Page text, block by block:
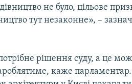
не було, цільове
тут незаконне», –
рішення суду, а це
каже парламентар.